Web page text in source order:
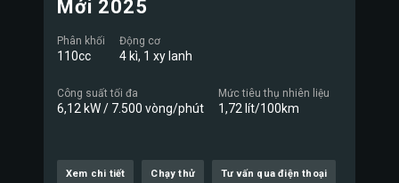
Mới 2025
Phân khối
110cc
Động cơ
4 kì, 1 xy lanh
Công suất tối đa
6,12 kW / 7.500 vòng/phút
Mức tiêu thụ nhiên liệu
1,72 lít/100km
Xem chi tiết Chạy thử Tư vấn qua điện thoại